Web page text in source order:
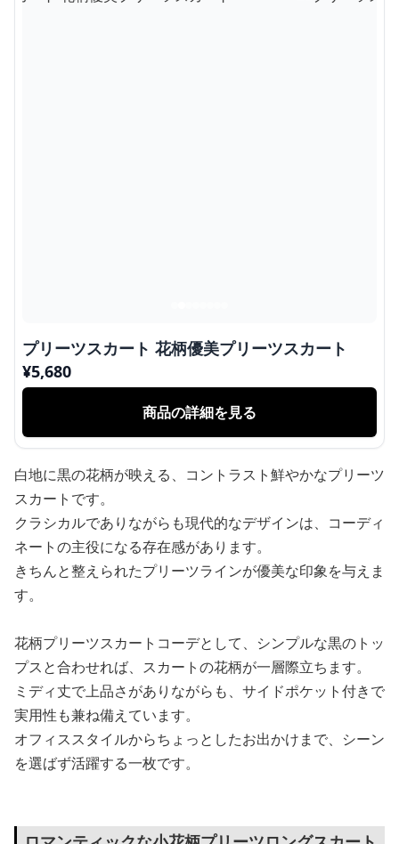
プリーツスカート 花柄優美プリーツスカート
¥5,680
商品の詳細を見る
白地に黒の花柄が映える、コントラスト鮮やかなプリーツ
スカートです。
クラシカルでありながらも現代的なデザインは、コーディ
ネートの主役になる存在感があります。
きちんと整えられたプリーツラインが優美な印象を与えま
す。
花柄プリーツスカートコーデとして、シンプルな黒のトッ
プスと合わせれば、スカートの花柄が一層際立ちます。
ミディ丈で上品さがありながらも、サイドポケット付きで
実用性も兼ね備えています。
オフィススタイルからちょっとしたお出かけまで、シーン
を選ばず活躍する一枚です。